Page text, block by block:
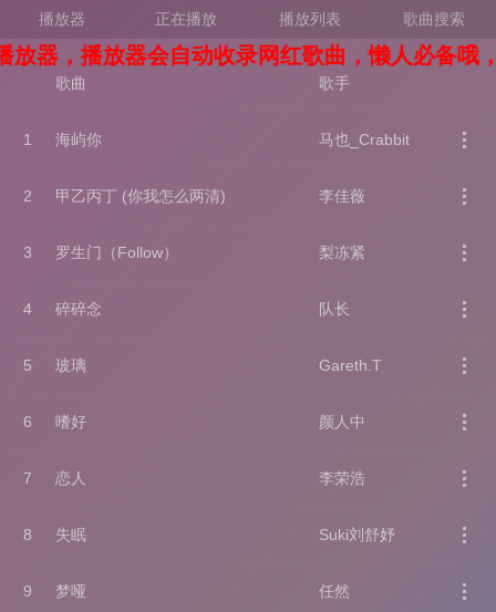
播放器 正在播放 播放列表 歌曲搜索
器，播放器会自动收录网红歌曲，懒人必备哦
歌手
歌曲
1 马也_Crabbit
海屿你
2 李佳薇
甲乙丙丁 (你我怎么两清)
3 梨冻紧
罗生门（Follow）
4 队长
碎碎念
5 Gareth.T
玻璃
6 颜人中
嗜好
7 李荣浩
恋人
8 Suki刘舒妤
失眠
9 任然
梦哑